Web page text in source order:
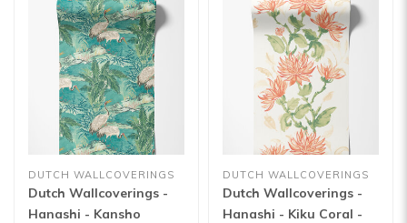
DUTCH WALLCOVERINGS
Dutch Wallcoverings -
Hanashi - Kansho
DUTCH WALLCOVERINGS
Dutch Wallcoverings -
Hanashi - Kiku Coral -